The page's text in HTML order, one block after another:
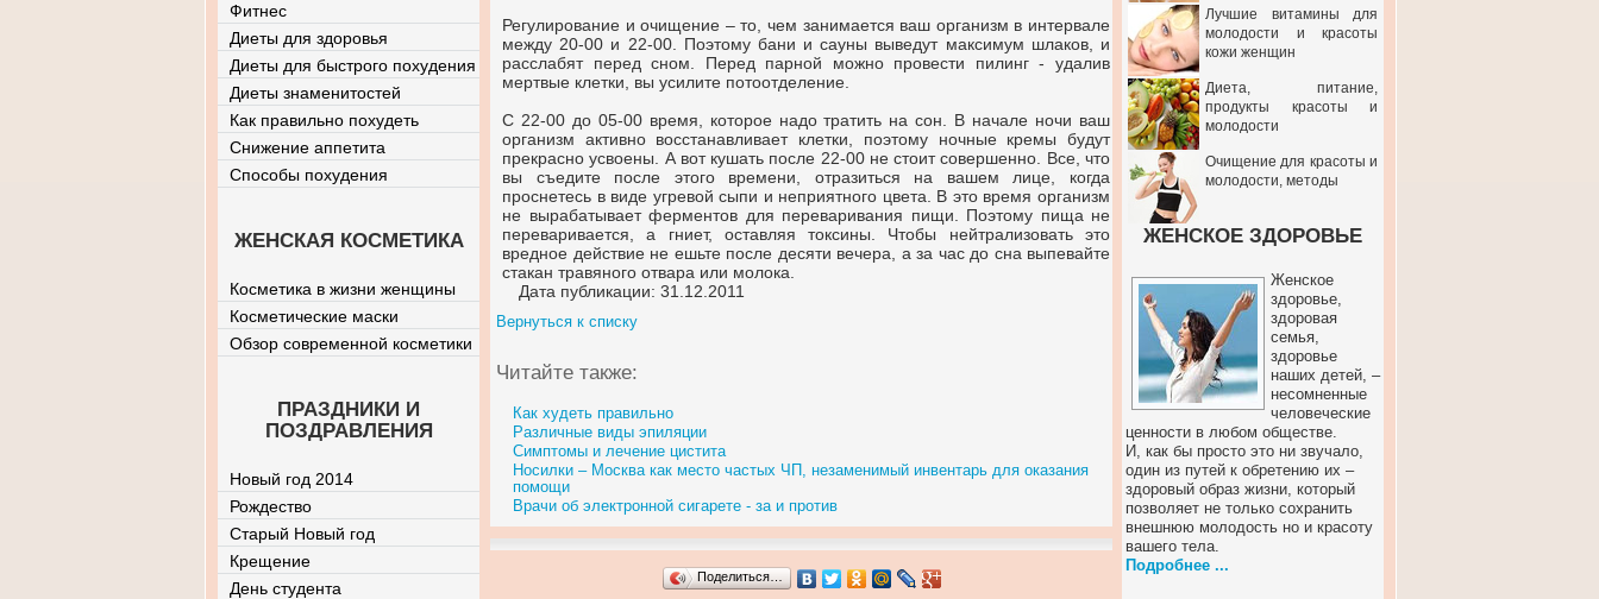
Регулирование и очищение – то, чем занимается ваш организм в интервале
между 20-00 и 22-00. Поэтому бани и сауны выведут максимум шлаков, и
расслабят перед сном. Перед парной можно провести пилинг - удалив
мертвые клетки, вы усилите потоотделение.
С 22-00 до 05-00 время, которое надо тратить на сон. В начале ночи ваш
организм активно восстанавливает клетки, поэтому ночные кремы будут
прекрасно усвоены. А вот кушать после 22-00 не стоит совершенно. Все, что
вы съедите после этого времени, отразиться на вашем лице, когда
проснетесь в виде угревой сыпи и неприятного цвета. В это время организм
не вырабатывает ферментов для переваривания пищи. Поэтому пища не
переваривается, а гниет, оставляя токсины. Чтобы нейтрализовать это
вредное действие не ешьте после десяти вечера, а за час до сна выпевайте
стакан травяного отвара или молока.
Дата публикации: 31.12.2011
Вернуться к списку
Читайте также:
Как худеть правильно
Различные виды эпиляции
Симптомы и лечение цистита
Носилки – Москва как место частых ЧП, незаменимый инвентарь для оказания
помощи
Врачи об электронной сигарете - за и против
Поделиться…
Лучшие витамины для
молодости и красоты
кожи женщин
Диета, питание,
продукты красоты и
молодости
Очищение для красоты и
молодости, методы
ЖЕНСКОЕ ЗДОРОВЬЕ
Женское
здоровье,
здоровая
семья,
здоровье
наших детей, –
несомненные
человеческие
ценности в любом обществе.
И, как бы просто это ни звучало,
один из путей к обретению их –
здоровый образ жизни, который
позволяет не только сохранить
внешнюю молодость но и красоту
вашего тела.
Подробнее ...
Фитнес
Диеты для здоровья
Диеты для быстрого похудения
Диеты знаменитостей
Как правильно похудеть
Снижение аппетита
Способы похудения
ЖЕНСКАЯ КОСМЕТИКА
Косметика в жизни женщины
Косметические маски
Обзор современной косметики
ПРАЗДНИКИ И
ПОЗДРАВЛЕНИЯ
Новый год 2014
Рождество
Старый Новый год
Крещение
День студента